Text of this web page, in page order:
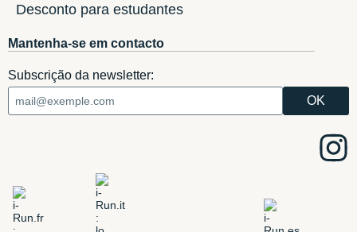
Desconto para estudantes
Mantenha-se em contacto
Subscrição da newsletter: